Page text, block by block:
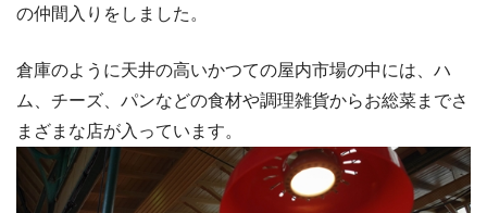
の仲間入りをしました。
倉庫のように天井の高いかつての屋内市場の中には、ハ
ム、チーズ、パンなどの食材や調理雑貨からお総菜までさ
まざまな店が入っています。